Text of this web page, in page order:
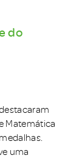
do
Matemática
uma